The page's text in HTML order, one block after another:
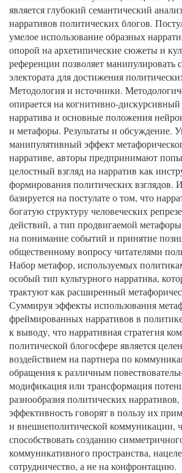
является глубокий семантический
нарративов политических блогов.
умелое использование образных
опорой на архетипические сюжеты и
референции позволяет манипулировать
электората для достижения
Методология и источники.
опирается на когнитивно-
нарратива и основные положения
и метафоры. Результаты и обсуждение.
манипулятивный эффект
нарративе, авторы предпринимают
целостный взгляд на нарратив как
формирования политических взглядов.
базируется на постулате о том, что
богатую структуру человеческих
действий, а тип продвигаемой
на понимание событий и принятие
общественному вопросу читателями
Набор метафор, используемых
особый тип культурного нарратива,
трактуют как расширенный
Суммируя эффекты использования
фреймированных нарративов в
к выводу, что нарративная стратегия
политической блогосфере является
воздействием на партнера по
обращения к различным
модификация или трансформация
разнообразия политических
эффективность говорят в пользу их
и внешнеполитической коммуникации,
способствовать созданию
коммуникативного пространства,
сотрудничество, а не на конфронтацию.